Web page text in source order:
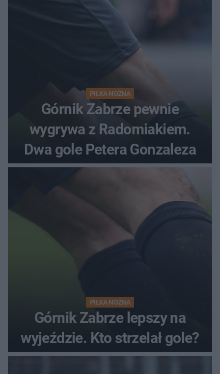
PIŁKA NOŻNA
Górnik Zabrze pewnie
wygrywa z Radomiakiem.
Dwa gole Petera Gonzaleza
PIŁKA NOŻNA
Górnik Zabrze lepszy na
wyjeździe. Kto strzelał gole?